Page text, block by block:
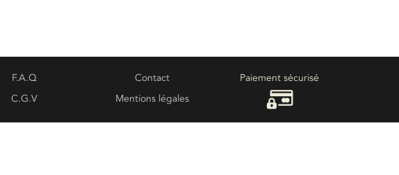
F.A.Q Contact
Paiement sécurisé
C.G.V Mentions légales